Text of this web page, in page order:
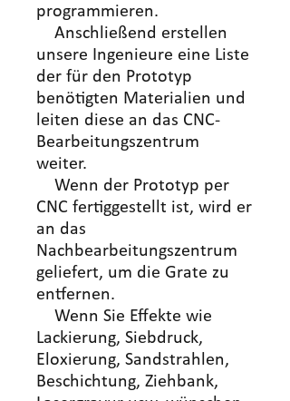
programmieren.
Anschließend erstellen
unsere Ingenieure eine Liste
der für den Prototyp
benötigten Materialien und
leiten diese an das CNC-
Bearbeitungszentrum
weiter.
Wenn der Prototyp per
CNC fertiggestellt ist, wird er
an das
Nachbearbeitungszentrum
geliefert, um die Grate zu
entfernen.
Wenn Sie Effekte wie
Lackierung, Siebdruck,
Eloxierung, Sandstrahlen,
Beschichtung, Ziehbank,